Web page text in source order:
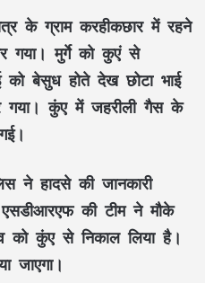
के ग्राम करहीकछार में रहने
गया। मुर्गे को कुएं से
बेसुध होते देख छोटा भाई
कुंए में जहरीली गैस के
ने हादसे की जानकारी
की टीम ने मौके
को कुंए से निकाल लिया है।
जाएगा।